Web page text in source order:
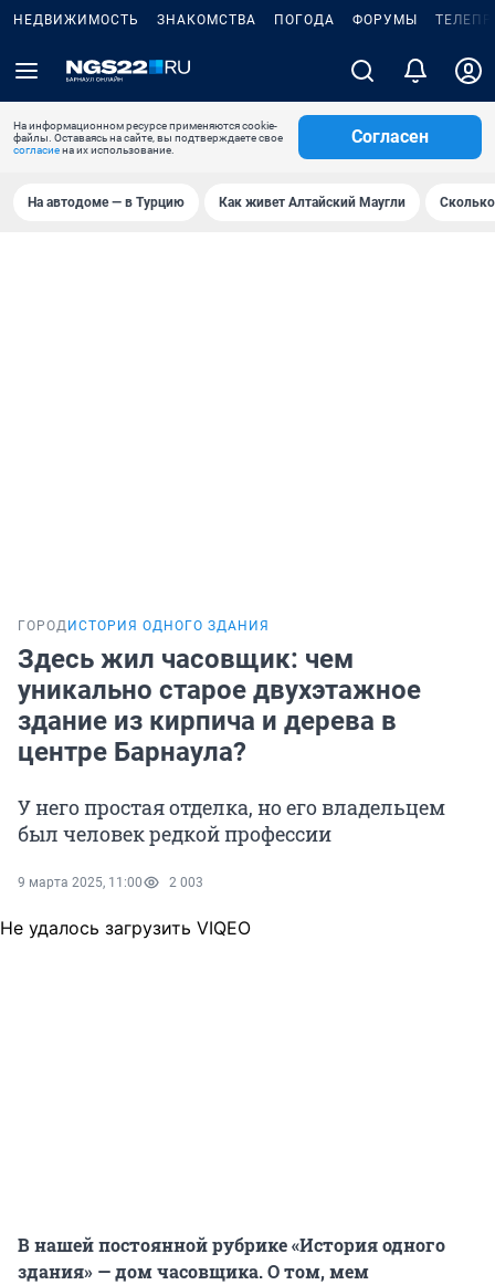
НЕДВИЖИМОСТЬ ЗНАКОМСТВА ПОГОДА ФОРУМЫ
На информационном ресурсе применяются cookie-
файлы. Оставаясь на сайте, вы подтверждаете свое
согласиена их использование.
Согласен
На автодоме — в Турцию Как живет Алтайский Маугли
ГОРОД ИСТОРИЯ ОДНОГО ЗДАНИЯ
Здесь жил часовщик: чем
уникально старое двухэтажное
здание из кирпича и дерева в
центре Барнаула?
У него простая отделка, но его владельцем
был человек редкой профессии
9 марта 2025, 11:00 2 003
Не удалось загрузить VIQEO
В нашей постоянной рубрике «История одного
здания» — дом часовщика. О том, мем